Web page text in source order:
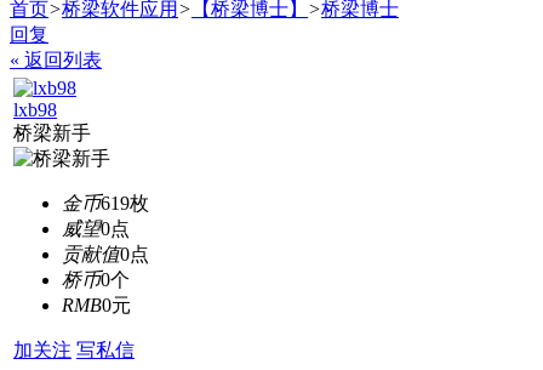
首页>桥梁软件应用 > 【桥梁博士】 >桥梁博士
回复
« 返回列表
lxb98
桥梁新手
金币619枚
威望0点
贡献值0点
桥币0个
RMB0元
加关注 写私信